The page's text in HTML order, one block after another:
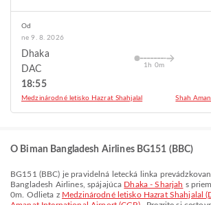
Od
ne 9. 8. 2026
Dhaka
DAC
18:55
Medzinárodné letisko Hazrat Shahjalal
1h 0m
Shah
O Biman Bangladesh Airlines BG151 (BBC)
BG151 (BBC) je pravidelná letecká linka
Bangladesh Airlines, spájajúca Dhaka - Sharjah s
0m
. Odlieta z Medzinárodné letisko Hazrat Shahjalal